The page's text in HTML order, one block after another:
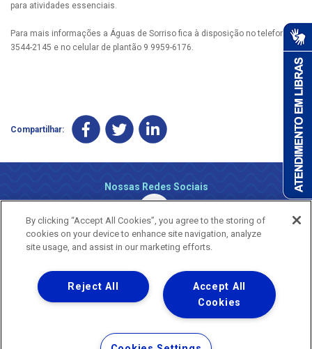
para atividades essenciais.
Para mais informações a Águas de Sorriso fica à disposição no telefone
3544-2145 e no celular de plantão 9 9959-6176.
Compartilhar:
Nossas Redes Sociais
Uma empresa
Copyright ® 2026 - Todos os Direitos Reservados.
Nossa natureza movimenta a vida
Termos Gerais de Uso de Sites e Aplicativos
By clicking “Accept All Cookies”, you agree to the storing of
cookies on your device to enhance site navigation, analyze
site usage, and assist in our marketing efforts.
Accept All
Cookies
Reject All